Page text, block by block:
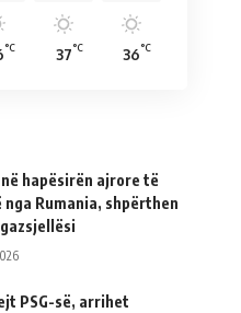
°C 37°C 36°C
hapësirën ajrore të
nga Rumania, shpërthen
PSG-së, arrihet